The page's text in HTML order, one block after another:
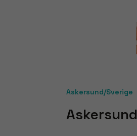
Askersund/Sverige
Askersund